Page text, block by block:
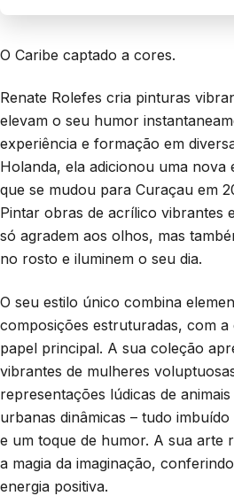
O Caribe captado a cores.
Renate Rolefes cria pinturas
elevam o seu humor
experiência e formação em
Holanda, ela adicionou uma nova
que se mudou para Curaçau em
Pintar obras de acrílico vibrantes
só agradem aos olhos, mas
no rosto e iluminem o seu dia.
O seu estilo único combina
composições estruturadas, com
papel principal. A sua coleção
vibrantes de mulheres
representações lúdicas de
urbanas dinâmicas – tudo
e um toque de humor. A sua arte
a magia da imaginação,
energia positiva.